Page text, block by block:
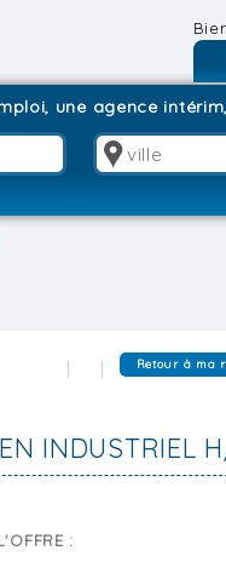
une agence
Retour à ma
INDUSTRIEL
: